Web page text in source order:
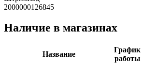
2000000126845
Наличие в магазинах
Название
График
работы